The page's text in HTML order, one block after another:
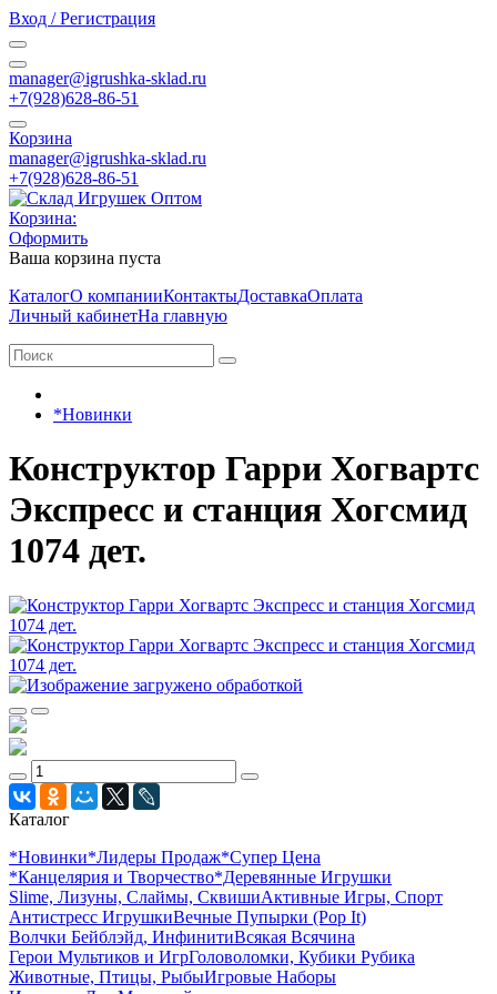
Вход / Регистрация
manager@igrushka-sklad.ru
+7(928)628-86-51
Корзина
manager@igrushka-sklad.ru
+7(928)628-86-51
Корзина:
Оформить
Ваша корзина пуста
КаталогО компанииКонтактыДоставкаОплата
Личный кабинетНа главную
*Новинки
Конструктор Гарри Хогвартс
Экспресс и станция Хогсмид
1074 дет.
Каталог
*Новинки*Лидеры Продаж*Супер Цена
*Канцелярия и Творчество*Деревянные Игрушки
Slime, Лизуны, Слаймы, СквишиАктивные Игры, Спорт
Антистресс ИгрушкиВечные Пупырки (Pop It)
Волчки Бейблэйд, ИнфинитиВсякая Всячина
Герои Мультиков и ИгрГоловоломки, Кубики Рубика
Животные, Птицы, РыбыИгровые Наборы